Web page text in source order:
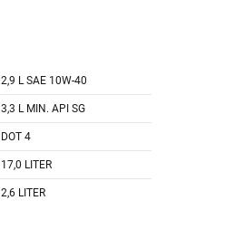
2,9 L SAE 10W-40
3,3 L MIN. API SG
DOT 4
17,0 LITER
2,6 LITER